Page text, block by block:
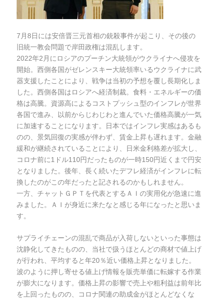
7月8日には安倍晋三元首相の銃殺事件が起こり、その後の
旧統一教会問題で岸田政権は混乱します。
2022年2月にロシアのプーチン大統領がウクライナへ侵攻を
開始。西側各国がゼレンスキー大統領率いるウクライナに武
器支援したことにより、戦争は当初の予想を覆し長期化しま
した。西側各国はロシアへ経済制裁。食料・エネルギーの価
格は高騰。資源高によるコストプッシュ型のインフレが世界
各国で進み、以前からじわじわと進んでいた価格高騰が一気
に加速することになります。日本ではインフレ実感はあるも
のの、景気回復の実感が伴わず、賃金上昇も遅れます。金融
緩和が継続されていることにより、日米金利格差が拡大し、
コロナ前に1ドル110円だったものが一時150円近くまで円安
となりました。後年、長く続いたデフレ経済がインフレに転
換したのがこの年だったと記されるのかもしれません。
一方、チャットＧＰＴを代表とするＡＩの実用化が急速に進
みました。ＡＩが身近に来たなと感じる年になったと思いま
す。
サプライチェーンの混乱で商品が入荷しないといった事態は
沈静化してきたものの、当社で扱うほとんどの商材で値上げ
が行われ、平均すると年20％近い価格上昇となりました。
波のように押し寄せる値上げ情報を販売単価に転嫁する作業
が膨大になります。価格上昇の影響で売上や粗利益は前年比
を上回ったものの、コロナ関連の助成金がほとんどなくな